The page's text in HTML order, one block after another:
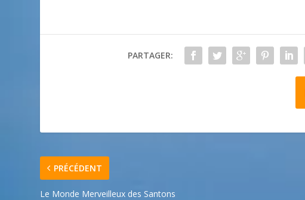
PARTAGER:
PRÉCÉDENT
Le Monde Merveilleux des Santons